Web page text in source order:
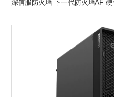
深信服防火墙 下一代防火墙AF